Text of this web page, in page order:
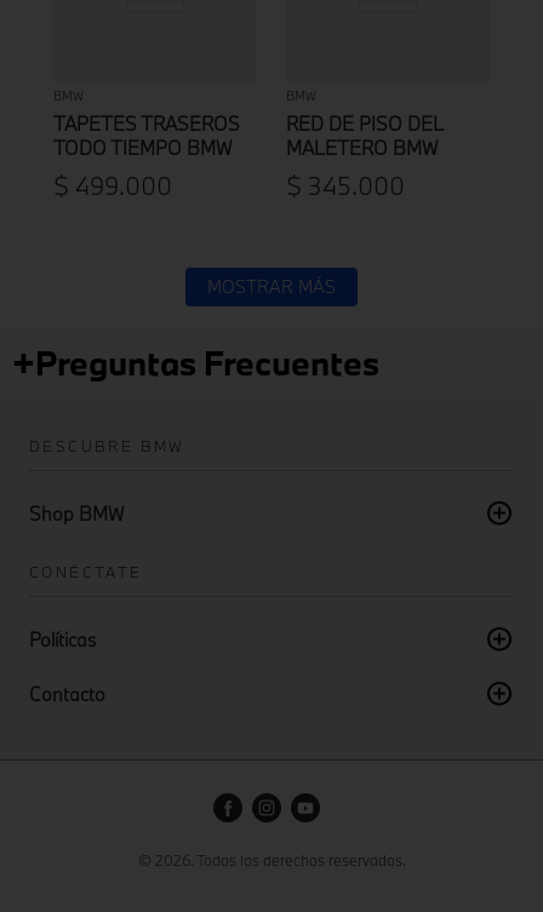
BMW
TAPETES TRASEROS
TODO TIEMPO BMW
SERIE 2 U06 ACTIVE
TOURER / X1 U11 / X2
$ 499.000
BMW
RED DE PISO DEL
MALETERO BMW
$ 345.000
MOSTRAR MÁS
+Preguntas Frecuentes
DESCUBRE BMW
Shop BMW
CONÉCTATE
Políticas
Contacto
© 2026. Todos los derechos reservados.